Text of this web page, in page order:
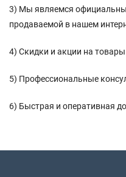
3) Мы являемся
продаваемой в нашем
4) Скидки и акции на товары
5) Профессиональные
6) Быстрая и оперативная